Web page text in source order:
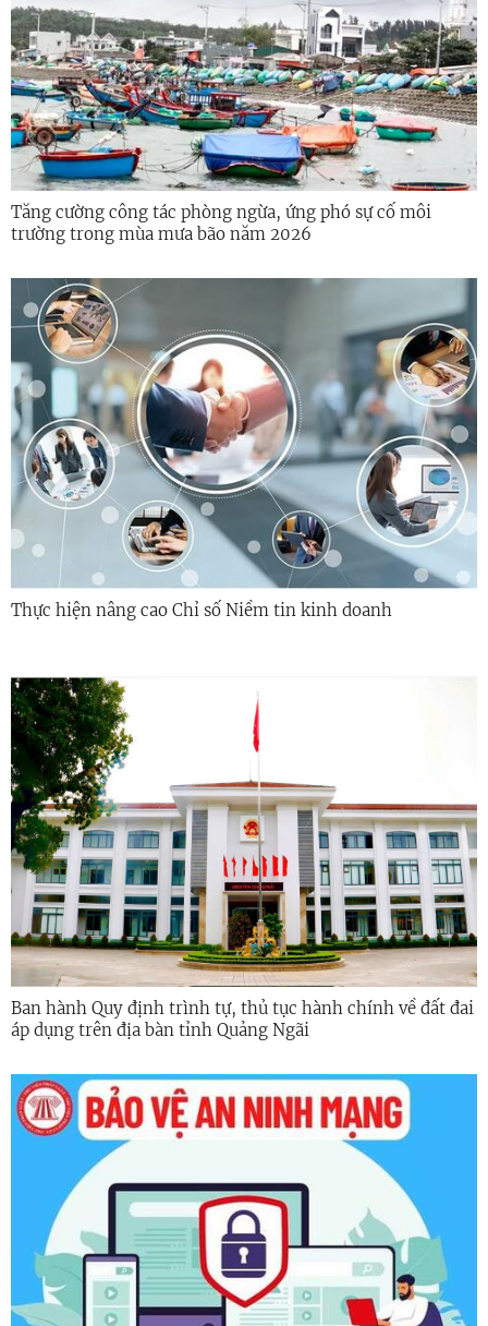
Tăng cường công tác phòng ngừa, ứng phó sự cố môi
trường trong mùa mưa bão năm 2026
Thực hiện nâng cao Chỉ số Niềm tin kinh doanh
Ban hành Quy định trình tự, thủ tục hành chính về đất đai
áp dụng trên địa bàn tỉnh Quảng Ngãi